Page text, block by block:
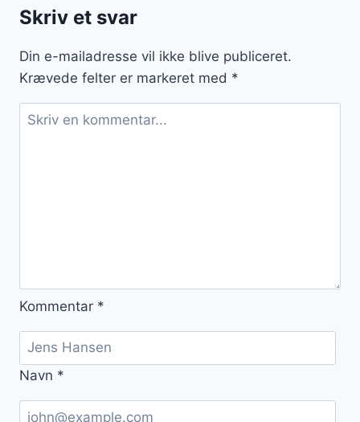
Skriv et svar
Din e-mailadresse vil ikke blive publiceret.
Krævede felter er markeret med *
Kommentar *
Navn *